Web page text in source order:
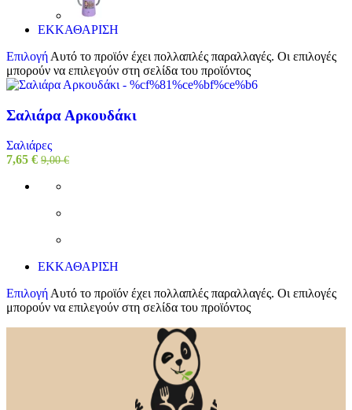
ΕΚΚΑΘΑΡΙΣΗ
Επιλογή Αυτό το προϊόν έχει πολλαπλές παραλλαγές. Οι επιλογές
μπορούν να επιλεγούν στη σελίδα του προϊόντος
Σαλιάρα Αρκουδάκι
Σαλιάρες
7,65 € 9,00€
ΕΚΚΑΘΑΡΙΣΗ
Επιλογή Αυτό το προϊόν έχει πολλαπλές παραλλαγές. Οι επιλογές
μπορούν να επιλεγούν στη σελίδα του προϊόντος